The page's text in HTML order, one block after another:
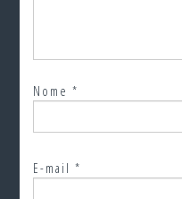
Nome*
E-mail*